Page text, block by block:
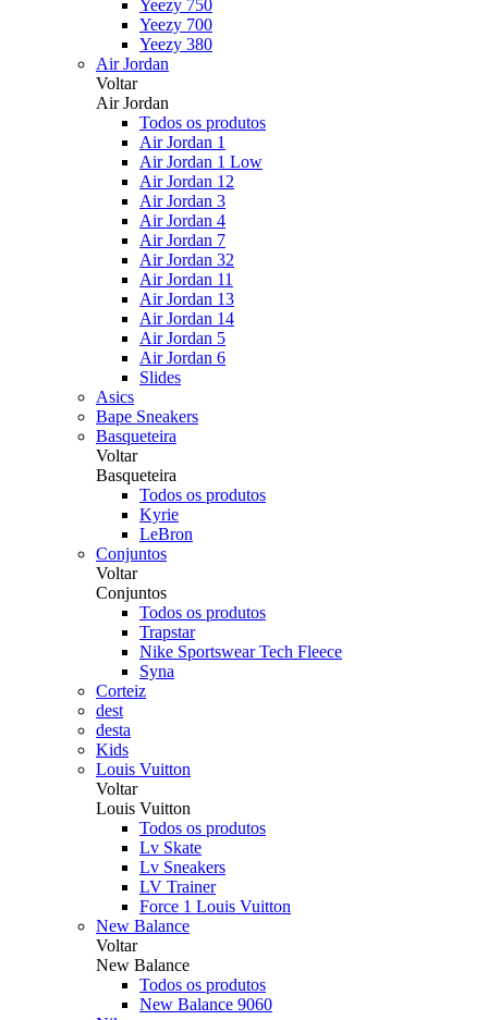
Yeezy 750
Yeezy 700
Yeezy 380
Air Jordan
Voltar
Air Jordan
Todos os produtos
Air Jordan 1
Air Jordan 1 Low
Air Jordan 12
Air Jordan 3
Air Jordan 4
Air Jordan 7
Air Jordan 32
Air Jordan 11
Air Jordan 13
Air Jordan 14
Air Jordan 5
Air Jordan 6
Slides
Asics
Bape Sneakers
Basqueteira
Voltar
Basqueteira
Todos os produtos
Kyrie
LeBron
Conjuntos
Voltar
Conjuntos
Todos os produtos
Trapstar
Nike Sportswear Tech Fleece
Syna
Corteiz
dest
desta
Kids
Louis Vuitton
Voltar
Louis Vuitton
Todos os produtos
Lv Skate
Lv Sneakers
LV Trainer
Force 1 Louis Vuitton
New Balance
Voltar
New Balance
Todos os produtos
New Balance 9060